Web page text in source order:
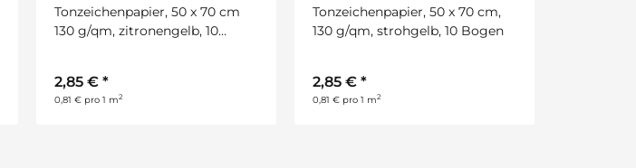
Tonzeichenpapier, 50 x 70 cm
130 g/qm, zitronengelb, 10
2,85 € *
0,81 € pro 1 m2
Tonzeichenpapier, 50 x 70 cm,
130 g/qm, strohgelb, 10 Bogen
2,85 € *
0,81 € pro 1 m2